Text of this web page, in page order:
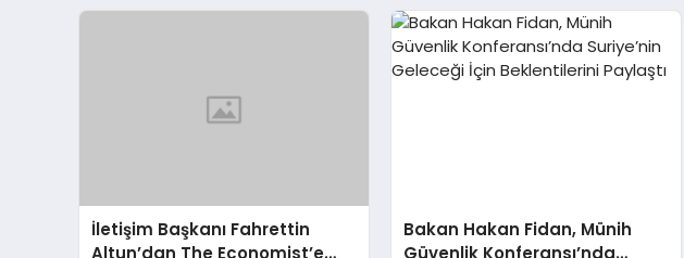
İletişim Başkanı Fahrettin
Altun’dan The Economist’e
Bakan Hakan Fidan, Münih
Güvenlik Konferansı’nda